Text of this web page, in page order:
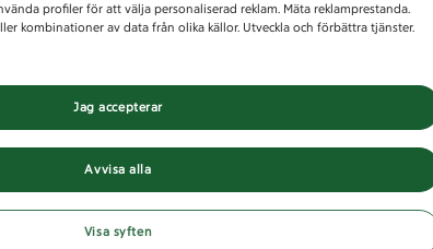
profiler för att välja personaliserad reklam. Mäta reklamprestanda.
kombinationer av data från olika källor. Utveckla och förbättra tjänster.
Avvisa alla
Jag accepterar
Visa syften